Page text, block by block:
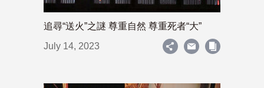
追尋“送火”之謎 尊重自然 尊重死者“大”
July 14, 2023